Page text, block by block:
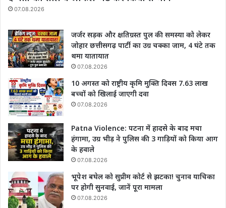
07.08.2026
जर्जर सड़क और क्षतिग्रस्त पुल की समस्या को लेकर
जोहार छत्तीसगढ़ पार्टी का उग्र चक्का जाम, 4 घंटे तक
थमा यातायात
07.08.2026
10 अगस्त को राष्ट्रीय कृमि मुक्ति दिवस 7.63 लाख
बच्चों को खिलाई जाएगी दवा
07.08.2026
Patna Violence: पटना में हादसे के बाद मचा
हंगामा, उग्र भीड़ ने पुलिस की 3 गाड़ियों को किया आग
के हवाले
07.08.2026
भूपेश बघेल को सुप्रीम कोर्ट से झटका! चुनाव याचिका
पर होगी सुनवाई, जानें पूरा मामला
07.08.2026